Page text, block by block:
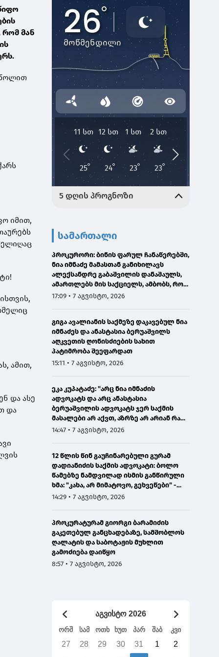
რომ მან
იმით,
ამით,
და ასე
და
სამართალი
პროკურორი: ბინის ფარულ ჩანაწერებში,
ნია იმნაძე მამასთან განიხილავს
ალექსანდრე გაბაშვილის დანაშაულს,
ამართლებს მის საქციელს, ამბობს, რომ
სხვანაირად ვერ მოიქცეოდა
17:09 • 7 აგვისტო, 2026
გიგა ავალიანის საქმეზე დაკავებულ ნია
იმნაძეს და ანასტასია ბერუაშვილს
აღკვეთის ღონისძიების სახით
პატიმრობა შეეფარდათ
15:11 • 7 აგვისტო, 2026
ეკა კუპატაძე: "არც ნია იმნაძის
ადვოკატს და არც ანასტასია
ბერუაშვილის ადვოკატს ჯერ საქმის
მასალები არ აქვთ, აზრზე არ არიან რა
წერია მასალებში"
14:47 • 7 აგვისტო, 2026
12 წლის წინ გაუჩინარებული გურამ
დადიანიძის საქმის ადვოკატი: ბოლო
წამებზე ნამდვილად ისმის განწირული
ხმა: "კახა, არ მიმატოვო, გეხვეწები" -
ვიდეოს დადებას ვაპირებდით
14:29 • 7 აგვისტო, 2026
პროკურატურამ გიორგი ბარამიძის
გაკეთებულ განცხადებაზე, სამშობლოს
ღალატის და საბოტაჟის მუხლით
გამოძიება დაიწყო
8:57 • 7 აგვისტო, 2026
აგვისტო 2026
ორშ სამ ოთხ ხუთ პარ შაბ კვი
27 28 29 30 31 1 2